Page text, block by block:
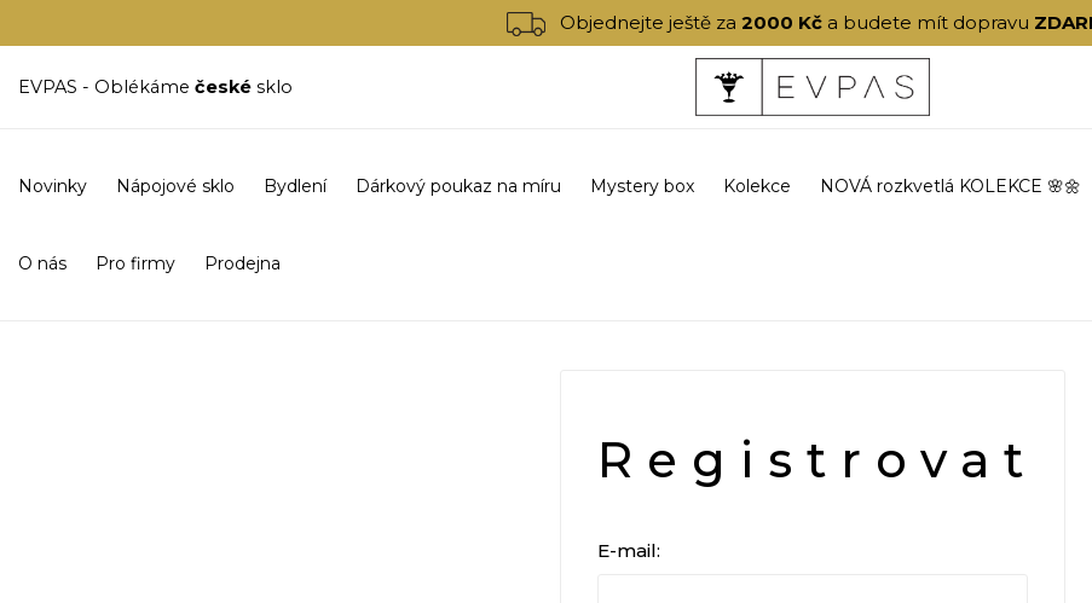
Objednejte ještě za2000 Kč a budete mít dopravu
EVPAS - Oblékáme české sklo
Novinky Nápojové sklo Bydlení Dárkový poukaz na míru Mystery box Kolekce NOVÁ rozkvetlá KOLEKCE 🌸🌼
O nás Pro firmy Prodejna
Registrovat
E-mail: